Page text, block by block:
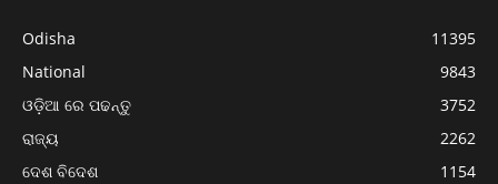
Odisha
11395
National
9843
ଓଡ଼ିଆ ରେ ପଢନ୍ତୁ
3752
ରାଜ୍ୟ
2262
ଦେଶ ବିଦେଶ
1154